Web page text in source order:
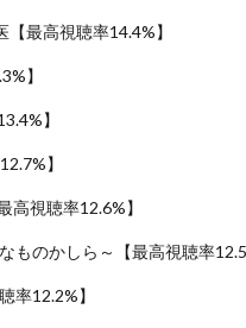
最高視聴率14.4%】
】
】
】
高視聴率12.6%】
ものかしら～【最高視聴率
率12.2%】